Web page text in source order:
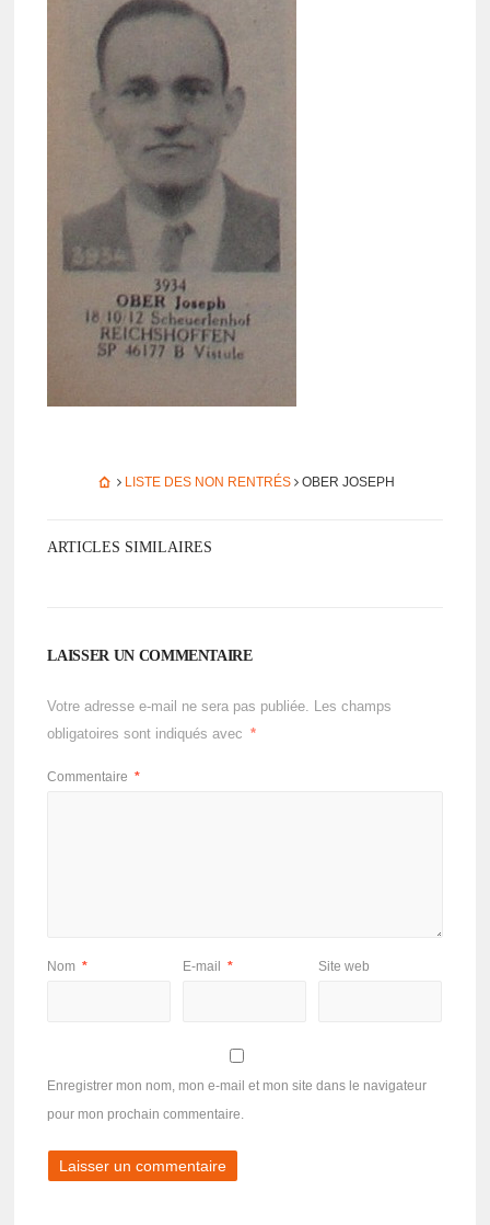
LISTE DES NON RENTRÉS OBER JOSEPH
ARTICLES SIMILAIRES
LAISSER UN COMMENTAIRE
Votre adresse e-mail ne sera pas publiée. Les champs
obligatoires sont indiqués avec
*
Commentaire *
Nom * E-mail * Site web
Enregistrer mon nom, mon e-mail et mon site dans le navigateur
pour mon prochain commentaire.